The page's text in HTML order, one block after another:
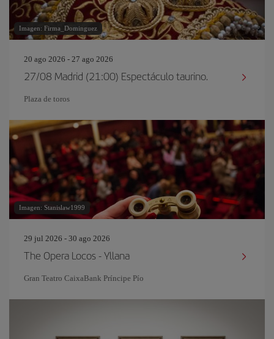
Imagen: Firma_Dominguez
20 ago 2026 - 27 ago 2026
27/08 Madrid (21:00) Espectáculo taurino.
Plaza de toros
Imagen: Stanislaw1999
29 jul 2026 - 30 ago 2026
The Opera Locos - Yllana
Gran Teatro CaixaBank Príncipe Pío